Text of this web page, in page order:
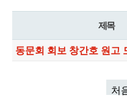
제목
동문회 회보 창간호 원고
처